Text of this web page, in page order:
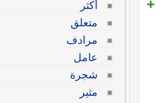
+
أكثر
متعلق
مرادف
عامل
شجرة
مثير